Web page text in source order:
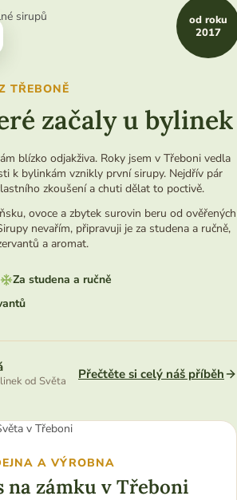
TŘEBONĚ
začaly u bylinek
blízko odjakživa. Roky jsem v Třeboni vedla
k bylinkám vznikly první sirupy. Nejdřív pár
zkoušení a chuti dělat to poctivě.
ovoce a zbytek surovin beru od ověřených
nevařím, připravuji je za studena a ručně,
a aromat.
Za studena a ručně
od Světa Přečtěte si celý náš příběh
od roku
2017
A VÝROBNA
na zámku v Třeboni